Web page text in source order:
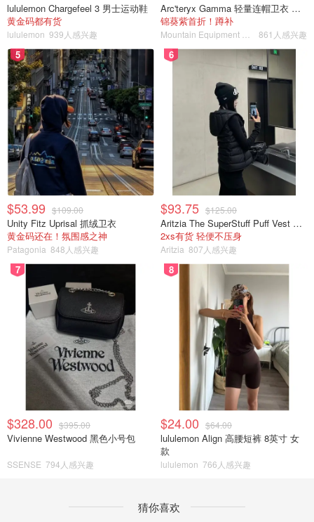
lululemon Chargefeel 3 男士运动鞋
黄金码都有货
lululemon 939人感兴趣
Arc'teryx Gamma 轻量连帽卫衣 女款
锦葵紫首折！蹲补
861人感兴趣
5
$53.99 $109.00
Unity Fitz Uprisal 抓绒卫衣
黄金码还在！氛围感之神
Patagonia 848人感兴趣
6
$93.75 $125.00
Aritzia The SuperStuff Puff Vest 轻盈亮面马甲
2xs有货 轻便不压身
Aritzia 807人感兴趣
7
$328.00 $395.00
Vivienne Westwood 黑色小号包
SSENSE 794人感兴趣
8
$24.00 $64.00
lululemon Align 高腰短裤 8英寸 女
款
lululemon 766人感兴趣
猜你喜欢